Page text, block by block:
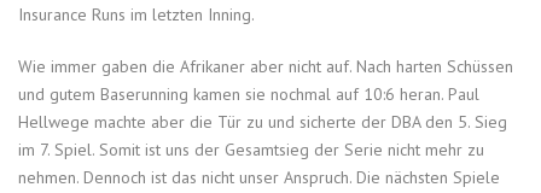
Insurance Runs im letzten Inning.
Wie immer gaben die Afrikaner aber nicht auf. Nach harten Schüssen
und gutem Baserunning kamen sie nochmal auf 10:6 heran. Paul
Hellwege machte aber die Tür zu und sicherte der DBA den 5. Sieg
im 7. Spiel. Somit ist uns der Gesamtsieg der Serie nicht mehr zu
nehmen. Dennoch ist das nicht unser Anspruch. Die nächsten Spiele